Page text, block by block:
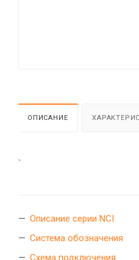
ОПИСАНИЕ
`
Описание серии NCI
Система обозначения
Схема подключения